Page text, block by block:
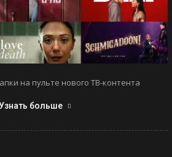
на пульте нового ТВ-контента
больше